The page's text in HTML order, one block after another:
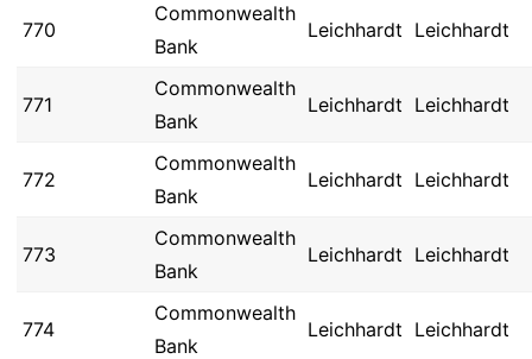
770
Commonwealth
Bank
Leichhardt Leichhardt
771
Commonwealth
Bank
Leichhardt Leichhardt
772
Commonwealth
Bank
Leichhardt Leichhardt
773
Commonwealth
Bank
Leichhardt Leichhardt
774
Commonwealth
Bank
Leichhardt Leichhardt